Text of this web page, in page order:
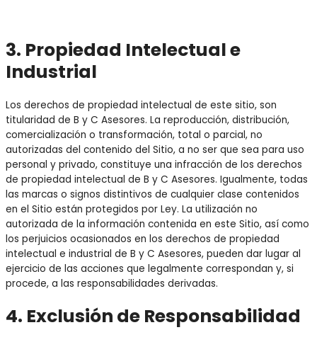
3. Propiedad Intelectual e
Industrial
Los derechos de propiedad intelectual de este sitio, son
titularidad de B y C Asesores. La reproducción, distribución,
comercialización o transformación, total o parcial, no
autorizadas del contenido del Sitio, a no ser que sea para uso
personal y privado, constituye una infracción de los derechos
de propiedad intelectual de B y C Asesores. Igualmente, todas
las marcas o signos distintivos de cualquier clase contenidos
en el Sitio están protegidos por Ley. La utilización no
autorizada de la información contenida en este Sitio, así como
los perjuicios ocasionados en los derechos de propiedad
intelectual e industrial de B y C Asesores, pueden dar lugar al
ejercicio de las acciones que legalmente correspondan y, si
procede, a las responsabilidades derivadas.
4. Exclusión de Responsabilidad